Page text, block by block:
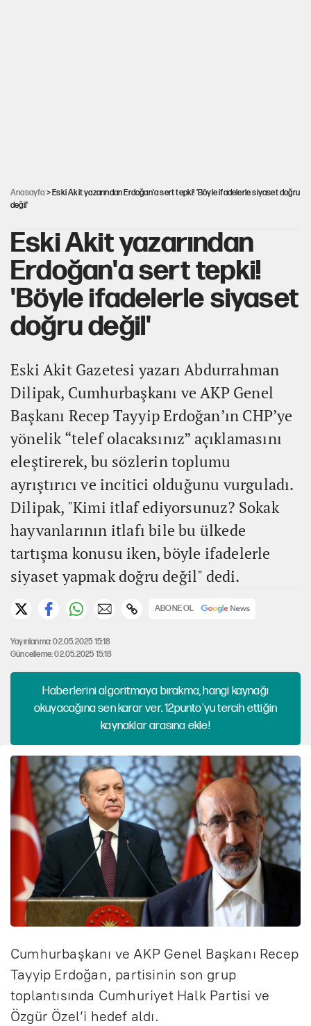
Anasayfa > Eski Akit yazarından Erdoğan'a sert tepki! 'Böyle ifadelerle siyaset doğru
değil'
Eski Akit yazarından
Erdoğan'a sert tepki!
'Böyle ifadelerle siyaset
doğru değil'
Eski Akit Gazetesi yazarı Abdurrahman
Dilipak, Cumhurbaşkanı ve AKP Genel
Başkanı Recep Tayyip Erdoğan’ın CHP’ye
yönelik “telef olacaksınız” açıklamasını
eleştirerek, bu sözlerin toplumu
ayrıştırıcı ve incitici olduğunu vurguladı.
Dilipak, "Kimi itlaf ediyorsunuz? Sokak
hayvanlarının itlafı bile bu ülkede
tartışma konusu iken, böyle ifadelerle
siyaset yapmak doğru değil" dedi.
ABONE OL
Yayınlanma: 02.05.2025 15:18
Güncelleme: 02.05.2025 15:18
Haberlerini algoritmaya bırakma, hangi kaynağı
okuyacağına sen karar ver. 12punto'yu tercih ettiğin
kaynaklar arasına ekle!
Cumhurbaşkanı ve AKP Genel Başkanı Recep
Tayyip Erdoğan, partisinin son grup
toplantısında Cumhuriyet Halk Partisi ve
Özgür Özel’i hedef aldı.